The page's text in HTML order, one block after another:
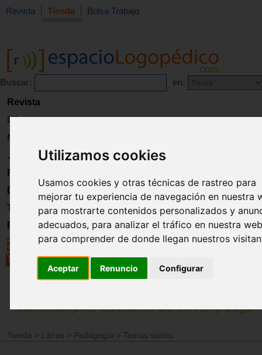
Utilizamos cookies
Usamos cookies y otras técnicas de rastreo para
mejorar tu experiencia de navegación en nuestra
para mostrarte contenidos personalizados y
adecuados, para analizar el tráfico en nuestra
para comprender de donde llegan nuestros
Aceptar Renuncio Configurar
Revista Tienda Bolsa Trabajo
Buscar: en:
Revista
Libros
Material
Juguetes
Formación
Directorio
Trabajo
Registro
Tienda > Libros > Pedagogía > Temas varios